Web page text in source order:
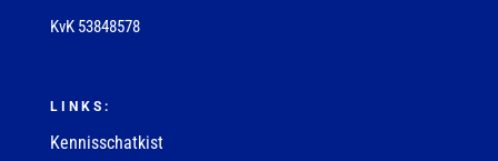
KvK 53848578
LINKS:
Kennisschatkist